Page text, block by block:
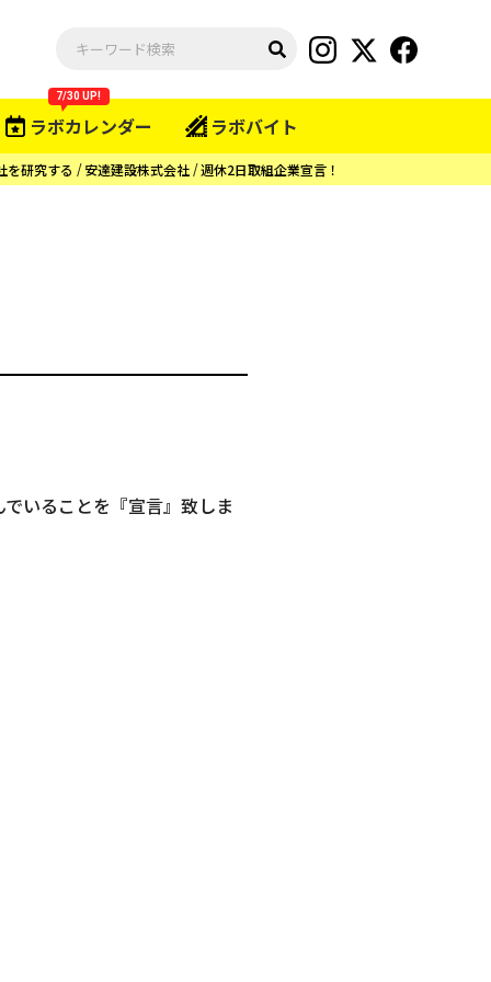
ラボカレンダー
7/30 UP!
ラボバイト
を研究する 安達建設株式会社 週休2日取組企業宣言！
いることを『宣言』致しま